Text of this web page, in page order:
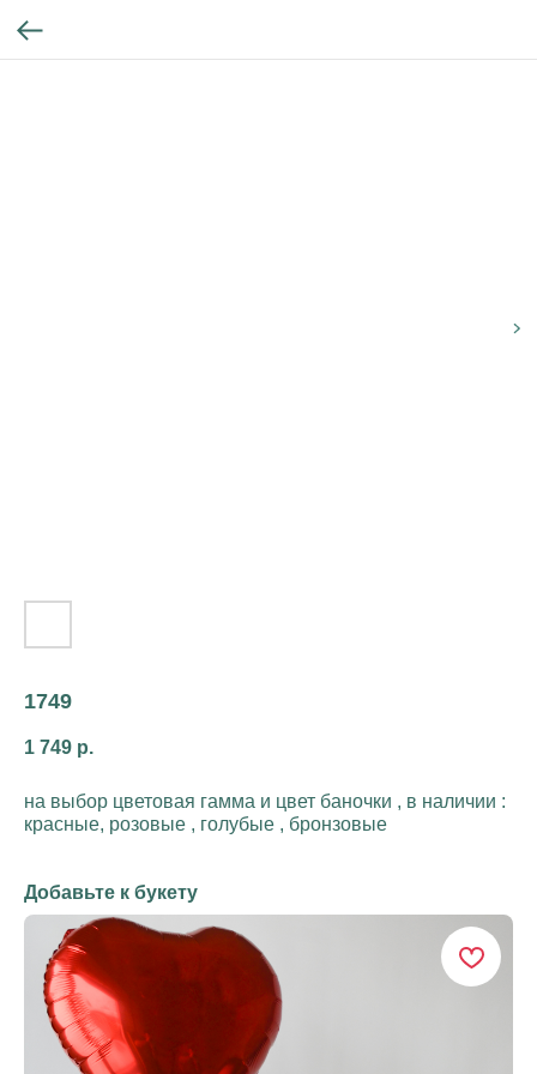
1749
1 749 р.
на выбор цветовая гамма и цвет баночки , в наличии :
красные, розовые , голубые , бронзовые
Добавьте к букету